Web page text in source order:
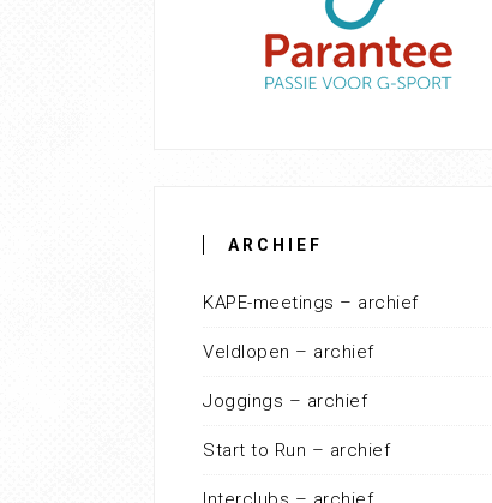
ARCHIEF
KAPE-meetings – archief
Veldlopen – archief
Joggings – archief
Start to Run – archief